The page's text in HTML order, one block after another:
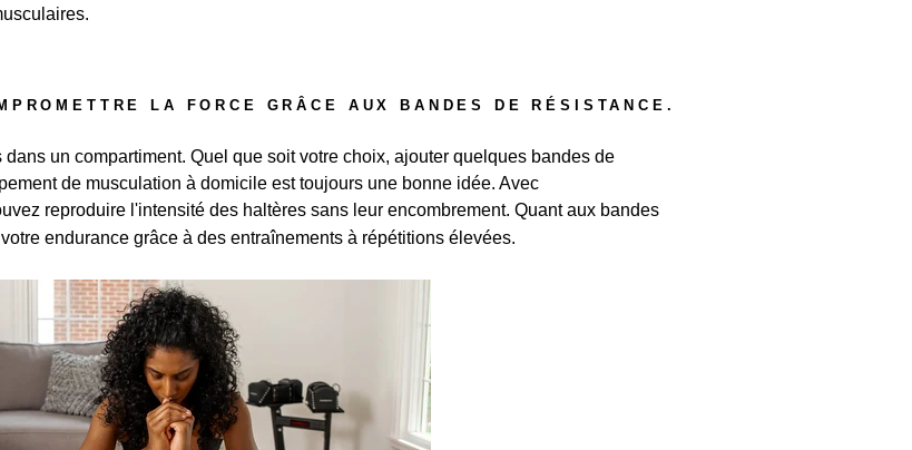
LA FORCE GRÂCE AUX BANDES DE RÉSISTANCE.
un compartiment. Quel que soit votre choix, ajouter quelques bandes de
de musculation à domicile est toujours une bonne idée. Avec
reproduire l'intensité des haltères sans leur encombrement. Quant aux bandes
endurance grâce à des entraînements à répétitions élevées.